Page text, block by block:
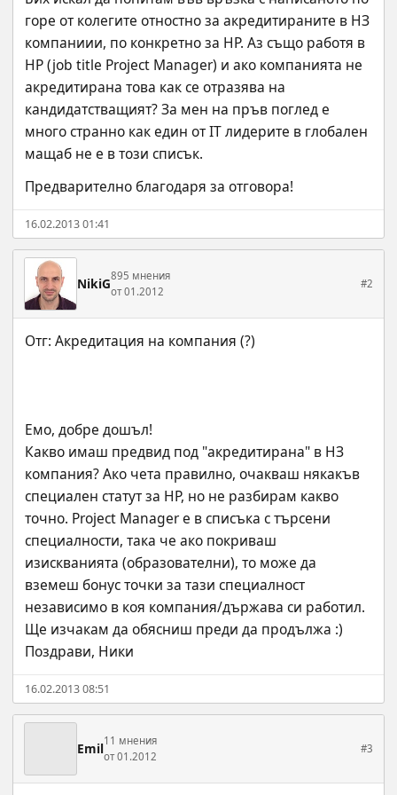
горе от колегите отностно за акредитираните в НЗ
компаниии, по конкретно за HP. Аз също работя в
HP (job title Project Manager) и ако компанията не
акредитирана това как се отразява на
кандидатстващият? За мен на пръв поглед е
много странно как един от IT лидерите в глобален
мащаб не е в този списък.
Предварително благодаря за отговора!
16.02.2013 01:41
NikiG895 мнения
от 01.2012
#2
Емо, добре дошъл!
Какво имаш предвид под "акредитирана" в НЗ
компания? Ако чета правилно, очакваш някакъв
специален статут за HP, но не разбирам какво
точно. Project Manager е в списъка с търсени
специалности, така че ако покриваш
изискванията (образователни), то може да
вземеш бонус точки за тази специалност
независимо в коя компания/държава си работил.
Ще изчакам да обясниш преди да продължа :)
Поздрави, Ники
16.02.2013 08:51
Emil11 мнения
от 01.2012
#3